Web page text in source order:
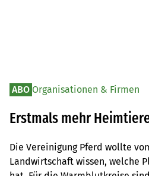
ABO Organisationen & Firmen
Erstmals mehr
Die Vereinigung Pferd wollte
Landwirtschaft wissen, welche